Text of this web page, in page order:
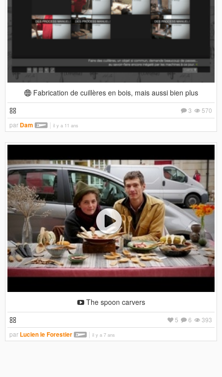
Fabrication de cuillères en bois, mais aussi bien plus
570
3
par Dam il y a 11 ans
The spoon carvers
393
6
5
par Lucien le Forestier il y a 7 ans